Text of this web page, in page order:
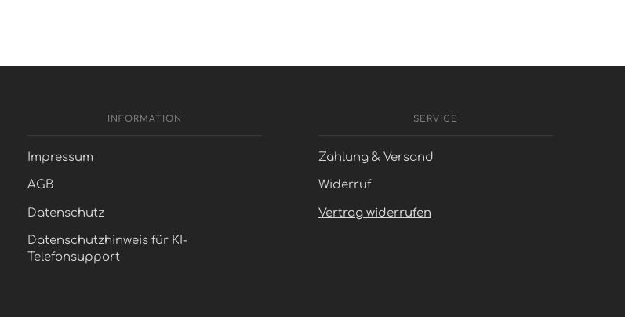
INFORMATION
Impressum
AGB
Datenschutz
Datenschutzhinweis für KI-
Telefonsupport
SERVICE
Zahlung & Versand
Widerruf
Vertrag widerrufen